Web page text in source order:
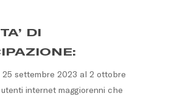
DI
25 settembre 2023 al 2 ottobre
internet maggiorenni che